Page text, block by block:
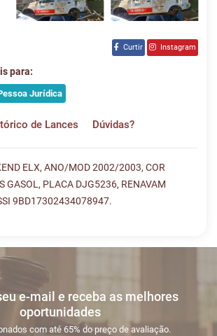
Curtir Instagram
para:
Jurídica
de Lances Dúvidas?
ELX, ANO/MOD 2002/2003, COR
GASOL, PLACA DJG5236, RENAVAM
9BD17302434078947.
INICIO DO
LEILÃO
Disputas
iniciadas
e-mail e receba as melhores
oportunidades
com até 65% do preço de avaliação.